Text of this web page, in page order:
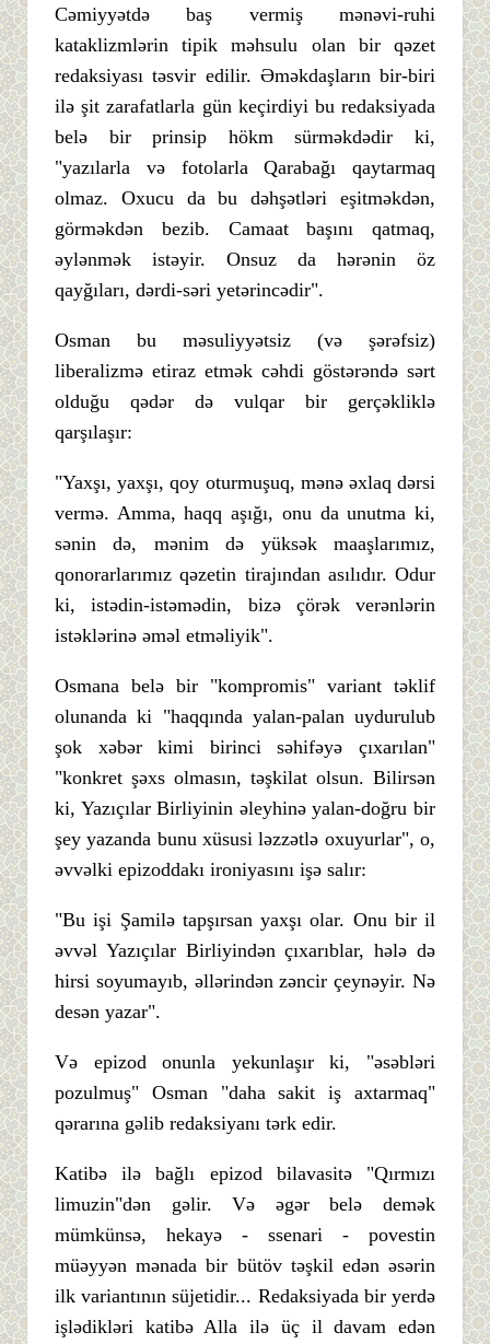
Cəmiyyətdə baş vermiş mənəvi-ruhi
kataklizmlərin tipik məhsulu olan bir qəzet
redaksiyası təsvir edilir. Əməkdaşların bir-biri
ilə şit zarafatlarla gün keçirdiyi bu redaksiyada
belə bir prinsip hökm sürməkdədir ki,
"yazılarla və fotolarla Qarabağı qaytarmaq
olmaz. Oxucu da bu dəhşətləri eşitməkdən,
görməkdən bezib. Camaat başını qatmaq,
əylənmək istəyir. Onsuz da hərənin öz
qayğıları, dərdi-səri yetərincədir".
Osman bu məsuliyyətsiz (və şərəfsiz)
liberalizmə etiraz etmək cəhdi göstərəndə sərt
olduğu qədər də vulqar bir gerçəkliklə
qarşılaşır:
"Yaxşı, yaxşı, qoy oturmuşuq, mənə əxlaq dərsi
vermə. Amma, haqq aşığı, onu da unutma ki,
sənin də, mənim də yüksək maaşlarımız,
qonorarlarımız qəzetin tirajından asılıdır. Odur
ki, istədin-istəmədin, bizə çörək verənlərin
istəklərinə əməl etməliyik".
Osmana belə bir "kompromis" variant təklif
olunanda ki "haqqında yalan-palan uydurulub
şok xəbər kimi birinci səhifəyə çıxarılan"
"konkret şəxs olmasın, təşkilat olsun. Bilirsən
ki, Yazıçılar Birliyinin əleyhinə yalan-doğru bir
şey yazanda bunu xüsusi ləzzətlə oxuyurlar", o,
əvvəlki epizoddakı ironiyasını işə salır:
"Bu işi Şamilə tapşırsan yaxşı olar. Onu bir il
əvvəl Yazıçılar Birliyindən çıxarıblar, hələ də
hirsi soyumayıb, əllərindən zəncir çeynəyir. Nə
desən yazar".
Və epizod onunla yekunlaşır ki, "əsəbləri
pozulmuş" Osman "daha sakit iş axtarmaq"
qərarına gəlib redaksiyanı tərk edir.
Katibə ilə bağlı epizod bilavasitə "Qırmızı
limuzin"dən gəlir. Və əgər belə demək
mümkünsə, hekayə - ssenari - povestin
müəyyən mənada bir bütöv təşkil edən əsərin
ilk variantının süjetidir... Redaksiyada bir yerdə
işlədikləri katibə Alla ilə üç il davam edən